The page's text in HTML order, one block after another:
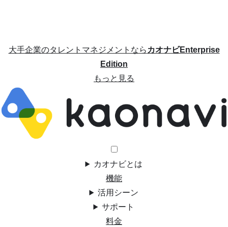
大手企業のタレントマネジメントならカオナビEnterprise
Edition
もっと見る
カオナビとは
機能
活用シーン
サポート
料金